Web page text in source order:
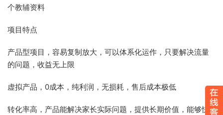
个教辅资料
项目特点
产品型项目，容易复制放大，可以体系化运作，只要解决流量
的问题，收益无上限
虚拟产品，0成本，纯利润，无损耗，售后成本极低
转化率高，产品能解决家长实际问题，提供长期价值，能够快